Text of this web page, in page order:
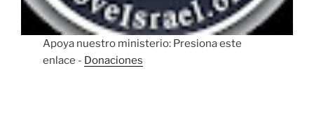
Apoya nuestro ministerio: Presiona este
enlace - Donaciones